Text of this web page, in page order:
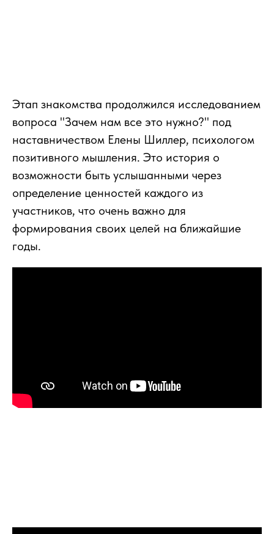
Этап знакомства продолжился исследованием
вопроса "Зачем нам все это нужно?" под
наставничеством Елены Шиллер, психологом
позитивного мышления. Это история о
возможности быть услышанными через
определение ценностей каждого из
участников, что очень важно для
формирования своих целей на ближайшие
годы.